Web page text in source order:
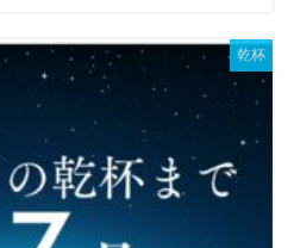
乾杯